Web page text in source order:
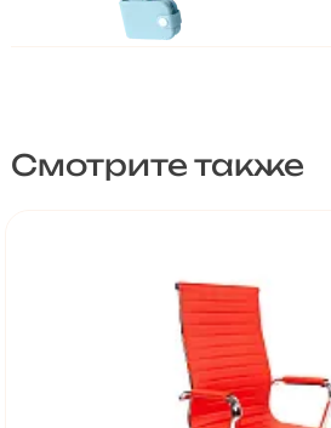
Смотрите также